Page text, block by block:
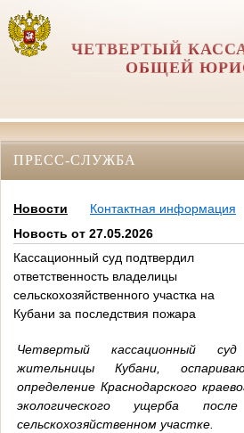
ЧЕТВЕРТЫЙ
ОБЩЕЙ
ПРЕСС-СЛУЖБА
Новости
Контактная информация
Новость от 27.05.2026
Кассационный суд подтвердил
ответственность владелицы
сельскохозяйственного участка на
Кубани за последствия пожара
Четвертый кассационный
жительницы Кубани,
определение Краснодарского
экологического ущерба
сельскохозяйственном участке.